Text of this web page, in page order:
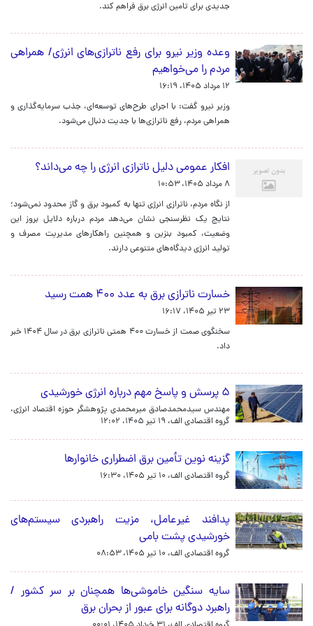
جدیدی برای تامین انرژی برق فراهم کند.
وعده وزیر نیرو برای رفع ناترازی‌های انرژی/ همراهی
مردم را می‌خواهیم
۱۲ مرداد ۱۴۰۵، ۱۶:۱۹
وزیر نیرو گفت: با اجرای طرح‌های توسعه‌ای، جذب سرمایه‌گذاری و
همراهی مردم، رفع ناترازی‌ها با جدیت دنبال می‌شود.
افکار عمومی دلیل ناترازی انرژی را چه می‌داند؟
۸ مرداد ۱۴۰۵، ۱۰:۵۳
از نگاه مردم، ناترازی انرژی تنها به کمبود برق و گاز محدود نمی‌شود؛
نتایج یک نظرسنجی نشان می‌دهد مردم درباره دلایل بروز این
وضعیت، کمبود بنزین و همچنین راهکارهای مدیریت مصرف و
تولید انرژی دیدگاه‌های متنوعی دارند.
خسارت ناترازی برق به عدد ۴۰۰ همت رسید
۲۳ تیر ۱۴۰۵، ۱۶:۱۷
سخنگوی صمت از خسارت ۴۰۰ همتی ناترازی برق در سال ۱۴۰۴ خبر
داد.
۵ پرسش و پاسخ مهم درباره انرژی خورشیدی
مهندس سیدمحمدصادق میرمحمدی پژوهشگر حوزه اقتصاد انرژی،
گروه اقتصادی الف، ۱۹ تیر ۱۴۰۵، ۱۲:۰۲
گزینه نوین تأمین برق اضطراری خانوارها
گروه اقتصادی الف، ۱۰ تیر ۱۴۰۵، ۱۶:۳۰
پدافند غیرعامل، مزیت راهبردی سیستم‌های
خورشیدی پشت بامی
گروه اقتصادی الف، ۱۰ تیر ۱۴۰۵، ۰۸:۵۳
سایه سنگین خاموشی‌ها همچنان بر سر کشور /
راهبرد دوگانه برای عبور از بحران برق